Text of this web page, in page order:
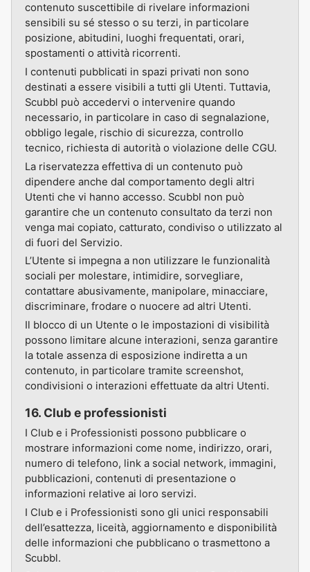
contenuto suscettibile di rivelare informazioni
sensibili su sé stesso o su terzi, in particolare
posizione, abitudini, luoghi frequentati, orari,
spostamenti o attività ricorrenti.
I contenuti pubblicati in spazi privati non sono
destinati a essere visibili a tutti gli Utenti. Tuttavia,
Scubbl può accedervi o intervenire quando
necessario, in particolare in caso di segnalazione,
obbligo legale, rischio di sicurezza, controllo
tecnico, richiesta di autorità o violazione delle CGU.
La riservatezza effettiva di un contenuto può
dipendere anche dal comportamento degli altri
Utenti che vi hanno accesso. Scubbl non può
garantire che un contenuto consultato da terzi non
venga mai copiato, catturato, condiviso o utilizzato al
di fuori del Servizio.
L’Utente si impegna a non utilizzare le funzionalità
sociali per molestare, intimidire, sorvegliare,
contattare abusivamente, manipolare, minacciare,
discriminare, frodare o nuocere ad altri Utenti.
Il blocco di un Utente o le impostazioni di visibilità
possono limitare alcune interazioni, senza garantire
la totale assenza di esposizione indiretta a un
contenuto, in particolare tramite screenshot,
condivisioni o interazioni effettuate da altri Utenti.
16. Club e professionisti
I Club e i Professionisti possono pubblicare o
mostrare informazioni come nome, indirizzo, orari,
numero di telefono, link a social network, immagini,
pubblicazioni, contenuti di presentazione o
informazioni relative ai loro servizi.
I Club e i Professionisti sono gli unici responsabili
dell’esattezza, liceità, aggiornamento e disponibilità
delle informazioni che pubblicano o trasmettono a
Scubbl.